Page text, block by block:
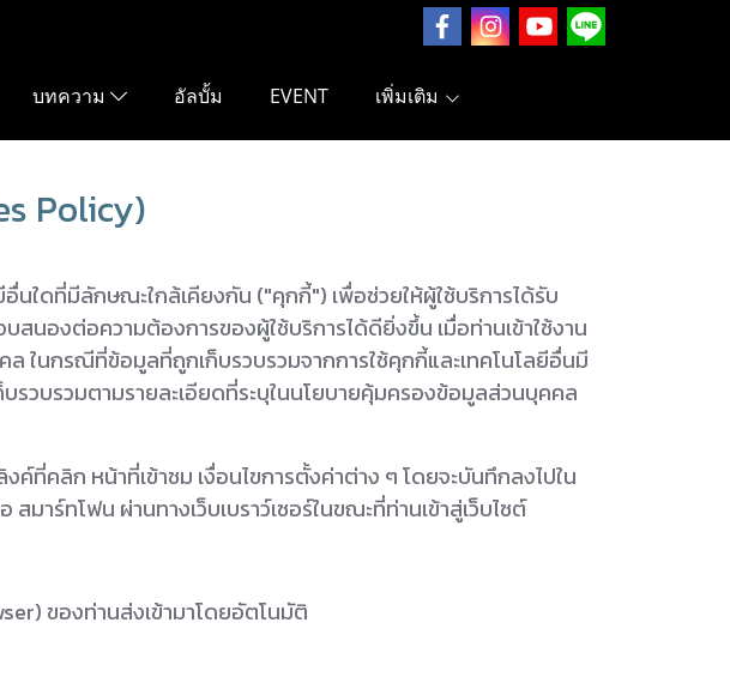
บทความ อัลบั้ม EVENT เพิ่มเติม
Policy)
นใดที่มีลักษณะใกล้เคียงกัน ("คุกกี้") เพื่อช่วยให้ผู้ใช้บริการได้รับ
นองต่อความต้องการของผู้ใช้บริการได้ดียิ่งขึ้น เมื่อท่านเข้าใช้งาน
ในกรณีที่ข้อมูลที่ถูกเก็บรวบรวมจากการใช้คุกกี้และเทคโนโลยีอื่นมี
วบรวมตามรายละเอียดที่ระบุในนโยบายคุ้มครองข้อมูลส่วนบุคคล
ค์ที่คลิก หน้าที่เข้าชม เงื่อนไขการตั้งค่าต่าง ๆ โดยจะบันทึกลงไปใน
าร์ทโฟน ผ่านทางเว็บเบราว์เซอร์ในขณะที่ท่านเข้าสู่เว็บไซต์
ของท่านส่งเข้ามาโดยอัตโนมัติ